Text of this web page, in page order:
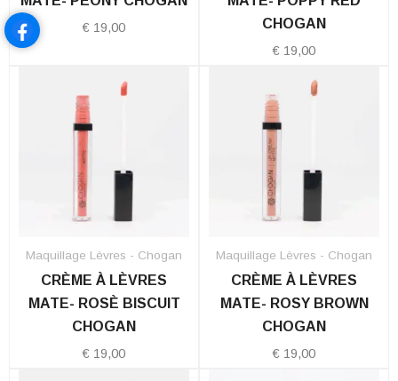
€ 19,00
CHOGAN
€ 19,00
Maquillage Lèvres - Chogan
CRÈME À LÈVRES
MATE- ROSÈ BISCUIT
CHOGAN
€ 19,00
Maquillage Lèvres - Chogan
CRÈME À LÈVRES
MATE- ROSY BROWN
CHOGAN
€ 19,00